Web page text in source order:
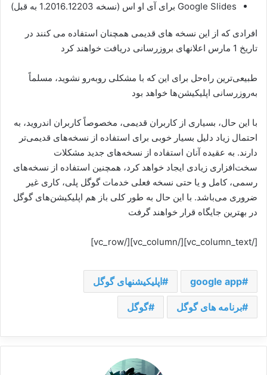
Google Slides برای آی او اس (نسخه 1.2016.12203 به قبل)
افرادی که از این نسخه های قدیمی همچنان استفاده می کنند در
تاریخ 1 مارس اعلانهای بروزرسانی دریافت خواهند کرد
طبیعی‌ترین راه‌حل برای این که با مشکلی رو‌به‌رو نشوید، مسلماً
به‌روز‌رسانی اپلیکیشن‌ها خواهد بود
با این حال، بسیاری از کاربران قدیمی، مخصوصاً کاربران اندروید، به
احتمال زیاد دلیل بسیار خوبی برای استفاده از نسخه‌های قدیمی‌تر
دارند. به عقیده آنان استفاده از نسخه‌های جدید مشکلات
سخت‌افزاری زیادی ایجاد خواهد کرد، همچنین استفاده از نسخه‌های
رسمی، کامل و یا حتی نسخه فعلی خدمات گوگل پلی، کاری غیر
ضروری می‌باشد. با این حال به طور کلی باز هم اپلیکیشن‌های گوگل
در بهترین جایگاه قرار خواهند گرفت
[/vc_column_text][/vc_column][/vc_row]
google app اپلیکیشنهای گوگل
برنامه های گوگل گوگل